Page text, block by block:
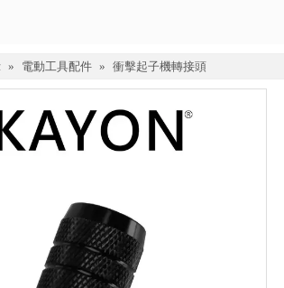
» 電動工具配件 » 衝擊起子機轉接頭